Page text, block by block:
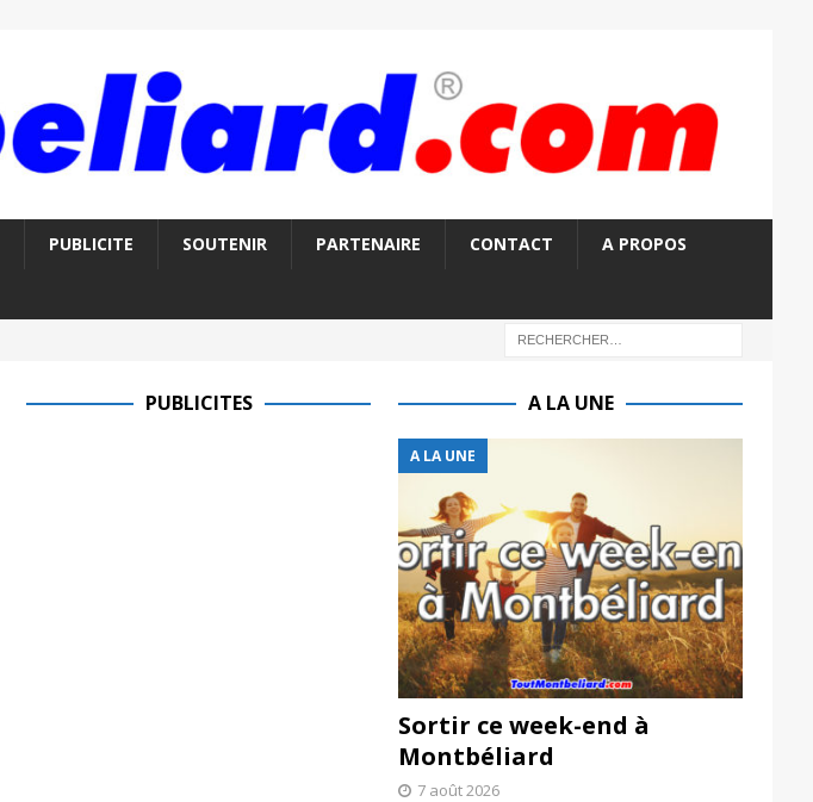
PUBLICITE SOUTENIR PARTENAIRE CONTACT A PROPOS
PUBLICITES A LA UNE
A LA UNE
Sortir ce week-end à
Montbéliard
7 août 2026